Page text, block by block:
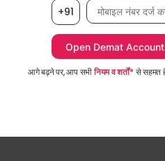
+91 मोबाइल नंबर आवश्यक
आगे बढ़ने पर, आप सभीनियम व शर्तों*से सहमत